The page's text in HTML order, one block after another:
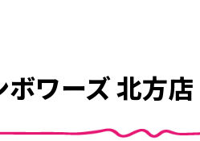
ボワーズ 北方店